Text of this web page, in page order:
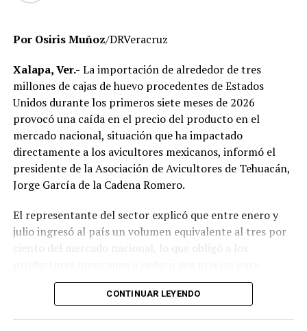
Autoridades educativas señalaron que estas acciones
institucional cuyo objetivo es garantizar que la
universidad opere bajo criterios de legalidad, eficiencia y
transparencia, privilegiando el servicio que se brinda a
miles de estudiantes en la entidad.
El Gobierno del Estado ha reiterado que las
investigaciones se desarrollan con apego a la ley y
respetando el debido proceso, por lo que hasta el
responsabilidades individuales.
su inconformidad con el proceso de revisión, al
considerar que las investigaciones podrían afectar
intereses al interior de la institución.
Por Osiris Muñoz/DRVeracruz
Xalapa, Ver.- La importación de alrededor de tres
millones de cajas de huevo procedentes de Estados
Unidos durante los primeros siete meses de 2026
provocó una caída en el precio del producto en el
mercado nacional, situación que ha impactado
directamente a los avicultores mexicanos, informó el
presidente de la Asociación de Avicultores de Tehuacán,
Jorge García de la Cadena Romero.
El representante del sector explicó que entre enero y
julio ingresó al país un volumen equivalente al tres por
ciento del mercado nacional, lo que obligó a los
mantenerse competitivos frente al producto importado.
CONTINUAR LEYENDO